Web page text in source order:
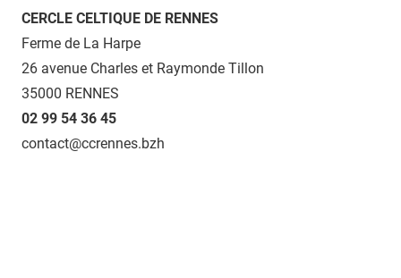
CERCLE CELTIQUE DE RENNES
Ferme de La Harpe
26 avenue Charles et Raymonde Tillon
35000 RENNES
02 99 54 36 45
contact@ccrennes.bzh